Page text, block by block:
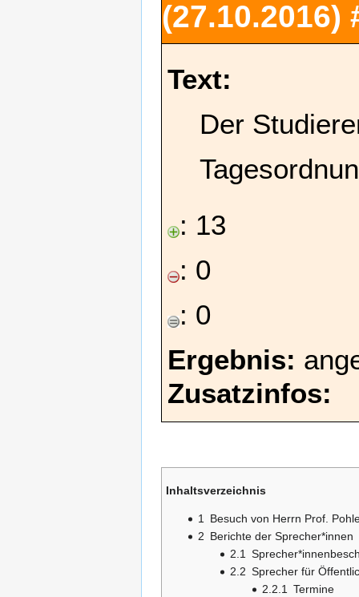
Text:
Der
: 13
: 0
: 0
Ergebnis:
Zusatzinfos:
Inhaltsverzeichnis
1 Besuch von Herrn Prof.
2 Berichte der Sprecher*innen
2.1
2.2 Sprecher für
2.2.1 Termine